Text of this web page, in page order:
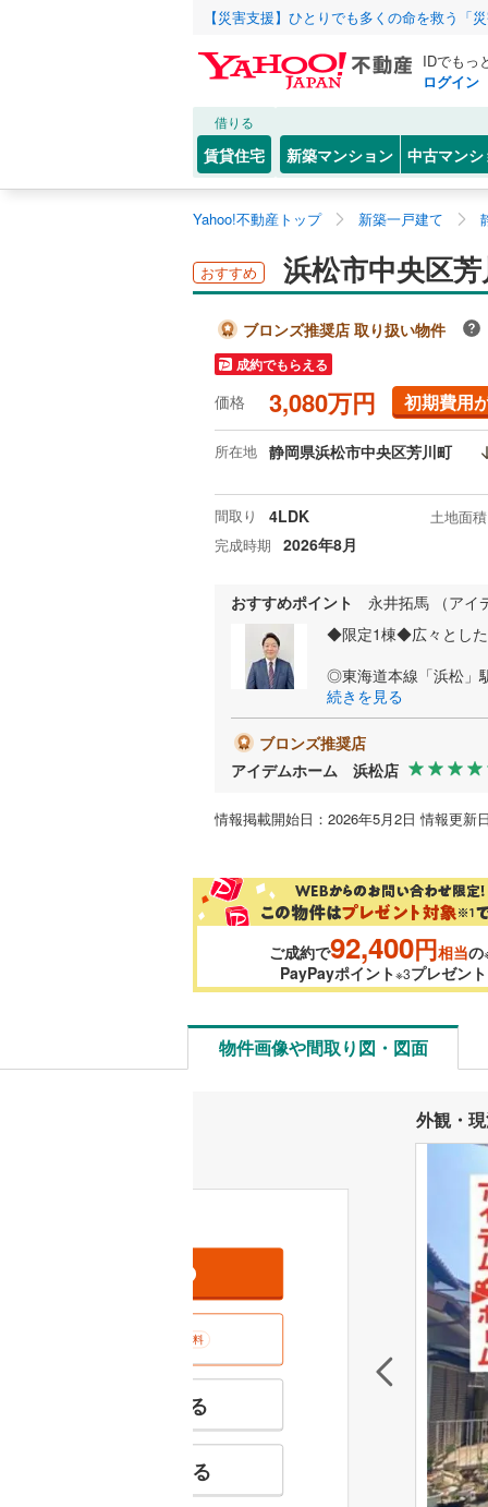
【災害支援】ひとりでも多くの命を救う「
IDでもっ
ログイン
借りる
賃貸住宅 新築マンション 中古マンシ
Yahoo!不動産トップ 新築一戸建て
おすすめ 浜松市中央区
ブロンズ推奨店 取り扱い物件
成約でもらえる
価格 3,080万円 初期費用
所在地 静岡県浜松市中央区芳川町
間取り 4LDK
土地面積
完成時期
2026年8月
おすすめポイント
永井拓馬 （ア
◆限定1棟◆広々とした
◎東海道本線「浜松」
続きを見る
ブロンズ推奨店
アイデムホーム 浜松店
情報掲載開始日：2026年5月2日 情報更新
ご成約で92,400円相当の
PayPayポイント※3プレゼント
物件画像や間取り図・図面
外観・
無料
特徴の似た物件を見る
お気に入りに追加する